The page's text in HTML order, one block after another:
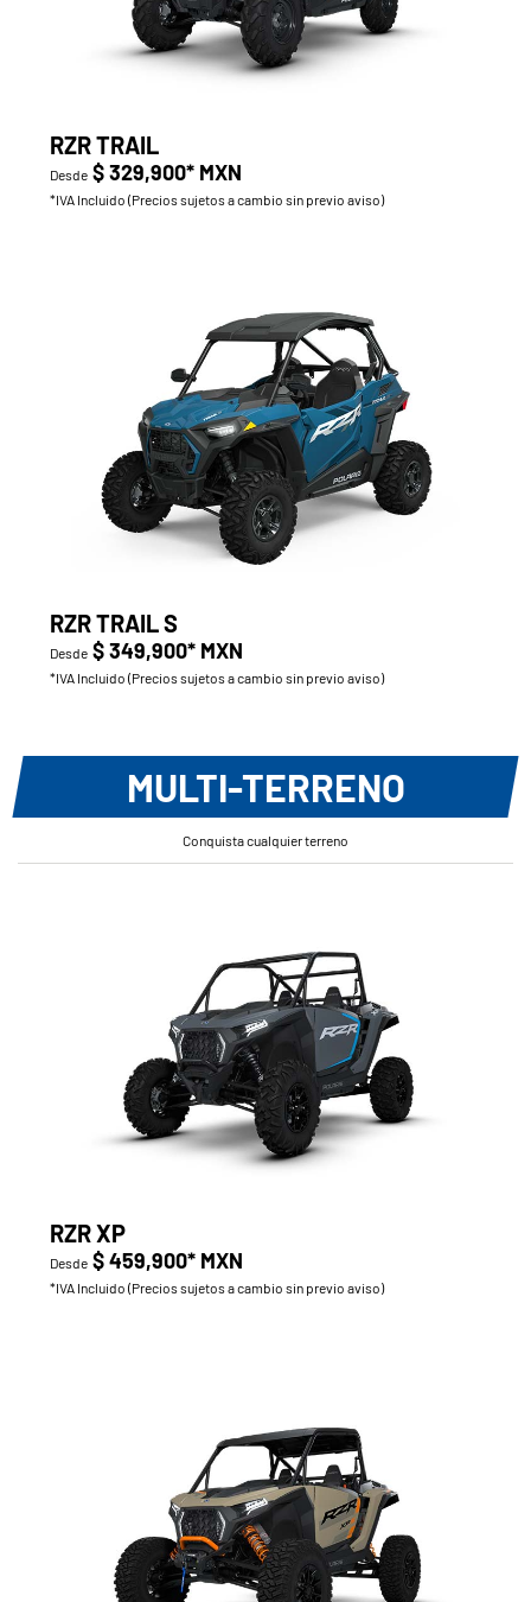
RZR TRAIL
Desde $ 329,900* MXN
*IVA Incluido (Precios sujetos a cambio sin previo aviso)
RZR TRAIL S
Desde $ 349,900* MXN
*IVA Incluido (Precios sujetos a cambio sin previo aviso)
MULTI-TERRENO
Conquista cualquier terreno
RZR XP
Desde $ 459,900* MXN
*IVA Incluido (Precios sujetos a cambio sin previo aviso)